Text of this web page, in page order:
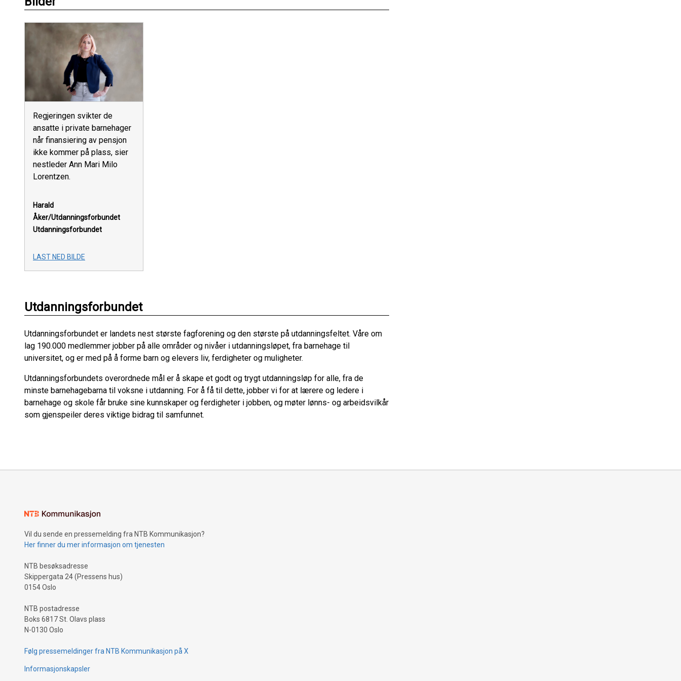
Regjeringen svikter de
ansatte i private barnehager
når finansiering av pensjon
ikke kommer på plass, sier
nestleder Ann Mari Milo
Lorentzen.
Harald
Åker/Utdanningsforbundet
Utdanningsforbundet
LAST NED BILDE
Utdanningsforbundet
Utdanningsforbundet er landets nest største fagforening og den største på utdanningsfeltet. Våre om
lag 190.000 medlemmer jobber på alle områder og nivåer i utdanningsløpet, fra barnehage til
universitet, og er med på å forme barn og elevers liv, ferdigheter og muligheter.
Utdanningsforbundets overordnede mål er å skape et godt og trygt utdanningsløp for alle, fra de
minste barnehagebarna til voksne i utdanning. For å få til dette, jobber vi for at lærere og ledere i
barnehage og skole får bruke sine kunnskaper og ferdigheter i jobben, og møter lønns- og arbeidsvilkår
som gjenspeiler deres viktige bidrag til samfunnet.
Vil du sende en pressemelding fra NTB Kommunikasjon?
Her finner du mer informasjon om tjenesten
NTB besøksadresse
Skippergata 24 (Pressens hus)
0154 Oslo
NTB postadresse
Boks 6817 St. Olavs plass
N-0130 Oslo
Følg pressemeldinger fra NTB Kommunikasjon på X
Informasjonskapsler